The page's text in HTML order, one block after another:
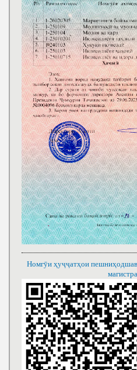
Номгӯи ҳуҷҷатҳои